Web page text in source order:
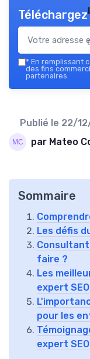
* En remplissant
des fins
partenaires.
Publié le 22/
par Mateo
Sommaire
Les défis
Consultant
faire ?
Les
expert SEO
pour les
expert SEO